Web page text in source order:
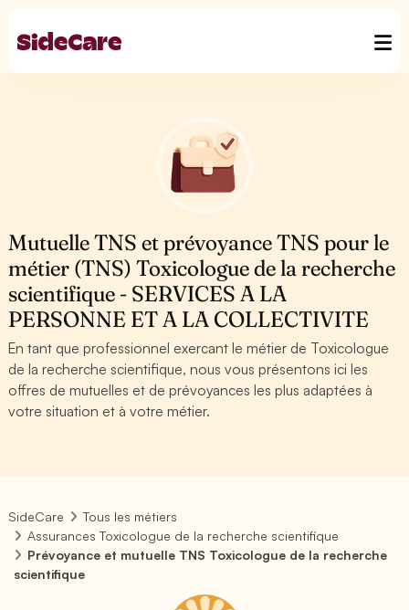
Mutuelle TNS et prévoyance TNS pour le
métier (TNS) Toxicologue de la recherche
scientifique - SERVICES A LA
PERSONNE ET A LA COLLECTIVITE
En tant que professionnel exercant le métier de Toxicologue
de la recherche scientifique, nous vous présentons ici les
offres de mutuelles et de prévoyances les plus adaptées à
votre situation et à votre métier.
SideCare
Tous les métiers
Assurances Toxicologue de la recherche scientifique
Prévoyance et mutuelle TNS Toxicologue de la recherche
scientifique